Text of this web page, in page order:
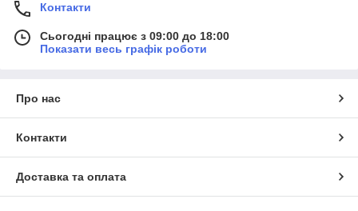
Контакти
Сьогодні працює з 09:00 до 18:00
Показати весь графік роботи
Про нас
Контакти
Доставка та оплата